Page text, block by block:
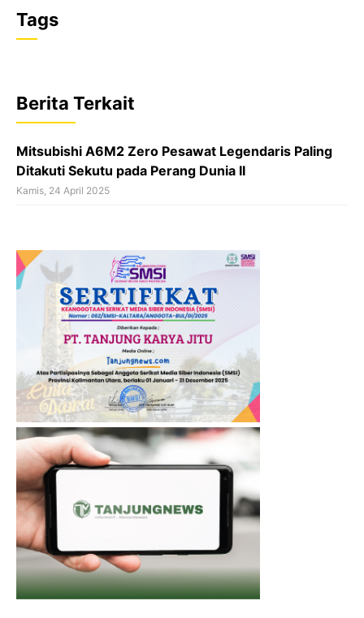
a
c
b
o
o
k
s
A
p
p
a
d
s
Tags
Berita Terkait
Mitsubishi A6M2 Zero Pesawat Legendaris Paling
Ditakuti Sekutu pada Perang Dunia II
Kamis, 24 April 2025